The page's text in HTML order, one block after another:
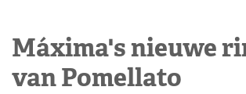
Máxima's nieuwe
van Pomellato